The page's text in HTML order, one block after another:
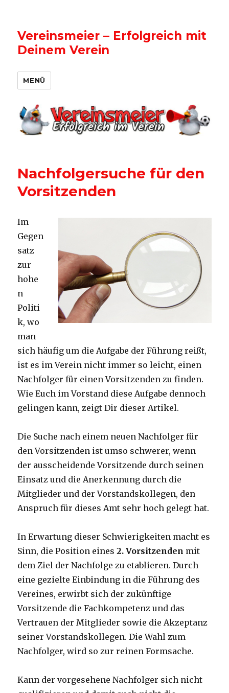
Vereinsmeier – Erfolgreich mit
Deinem Verein
MENÜ
Nachfolgersuche für den
Vorsitzenden
Im
Gegen
satz
zur
hohe
n
Politi
k, wo
man
sich häufig um die Aufgabe der Führung reißt,
ist es im Verein nicht immer so leicht, einen
Nachfolger für einen Vorsitzenden zu finden.
Wie Euch im Vorstand diese Aufgabe dennoch
gelingen kann, zeigt Dir dieser Artikel.
Die Suche nach einem neuen Nachfolger für
den Vorsitzenden ist umso schwerer, wenn
der ausscheidende Vorsitzende durch seinen
Einsatz und die Anerkennung durch die
Mitglieder und der Vorstandskollegen, den
Anspruch für dieses Amt sehr hoch gelegt hat.
In Erwartung dieser Schwierigkeiten macht es
Sinn, die Position eines2. Vorsitzenden mit
dem Ziel der Nachfolge zu etablieren. Durch
eine gezielte Einbindung in die Führung des
Vereines, erwirbt sich der zukünftige
Vorsitzende die Fachkompetenz und das
Vertrauen der Mitglieder sowie die Akzeptanz
seiner Vorstandskollegen. Die Wahl zum
Nachfolger, wird so zur reinen Formsache.
Kann der vorgesehene Nachfolger sich nicht